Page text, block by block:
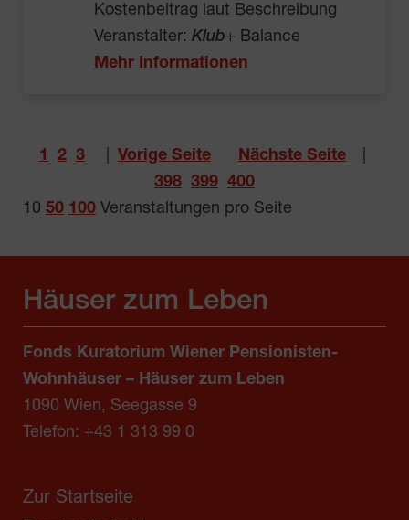
Kostenbeitrag laut Beschreibung
Veranstalter: Klub+ Balance
Mehr Informationen
1 2 3 Vorige Seite Nächste Seite
398 399 400
10 50 100 Veranstaltungen pro Seite
Häuser zum Leben
Fonds Kuratorium Wiener Pensionisten-
Wohnhäuser – Häuser zum Leben
1090 Wien, Seegasse 9
Telefon: +43 1 313 99 0
Zur Startseite